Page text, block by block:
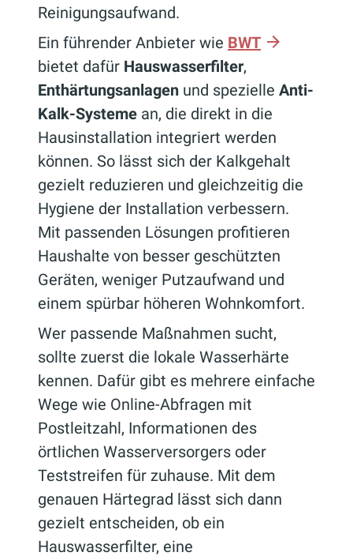
Reinigungsaufwand.
Ein führender Anbieter wie BWT
bietet dafür Hauswasserfilter,
Enthärtungsanlagen und spezielle Anti-
Kalk-Systeme an, die direkt in die
Hausinstallation integriert werden
können. So lässt sich der Kalkgehalt
gezielt reduzieren und gleichzeitig die
Hygiene der Installation verbessern.
Mit passenden Lösungen profitieren
Haushalte von besser geschützten
Geräten, weniger Putzaufwand und
einem spürbar höheren Wohnkomfort.
Wer passende Maßnahmen sucht,
sollte zuerst die lokale Wasserhärte
kennen. Dafür gibt es mehrere einfache
Wege wie Online-Abfragen mit
Postleitzahl, Informationen des
örtlichen Wasserversorgers oder
Teststreifen für zuhause. Mit dem
genauen Härtegrad lässt sich dann
gezielt entscheiden, ob ein
Hauswasserfilter, eine